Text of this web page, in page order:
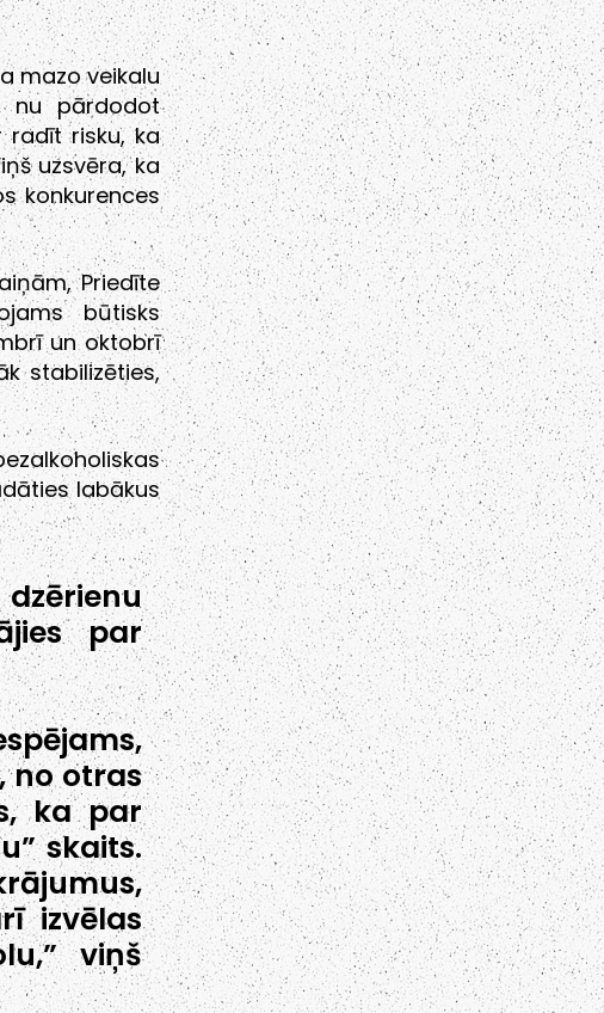
mazo veikalu
nu pārdodot
radīt risku, ka
uzsvēra, ka
konkurences
Priedīte
būtisks
un oktobrī
stabilizēties,
labākus
par
no otras
ka par
skaits.
izvēlas
viņš